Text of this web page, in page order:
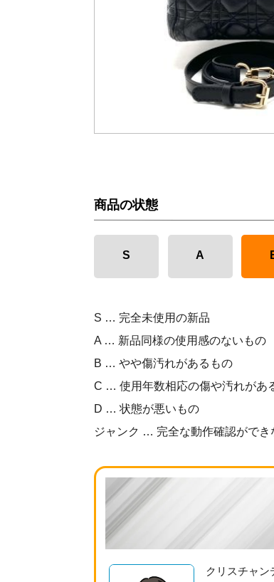
商品の状態
S A
S … 完全未使用の新品
A … 新品同様の使用感のないもの
B … やや傷汚れがあるもの
C … 使用年数相応の傷や汚れがあ
D … 状態が悪いもの
ジャンク … 完全な動作確認ができ
クリスチャ